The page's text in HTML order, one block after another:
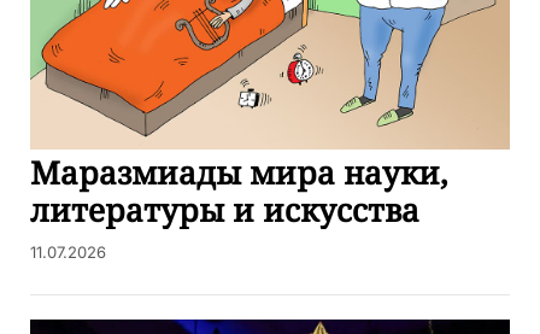
Маразмиады мира науки,
литературы и искусства
11.07.2026